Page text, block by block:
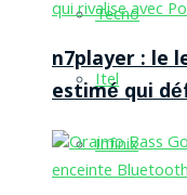
Tecno
Itel
Infinix
n7player : le
estimé qui